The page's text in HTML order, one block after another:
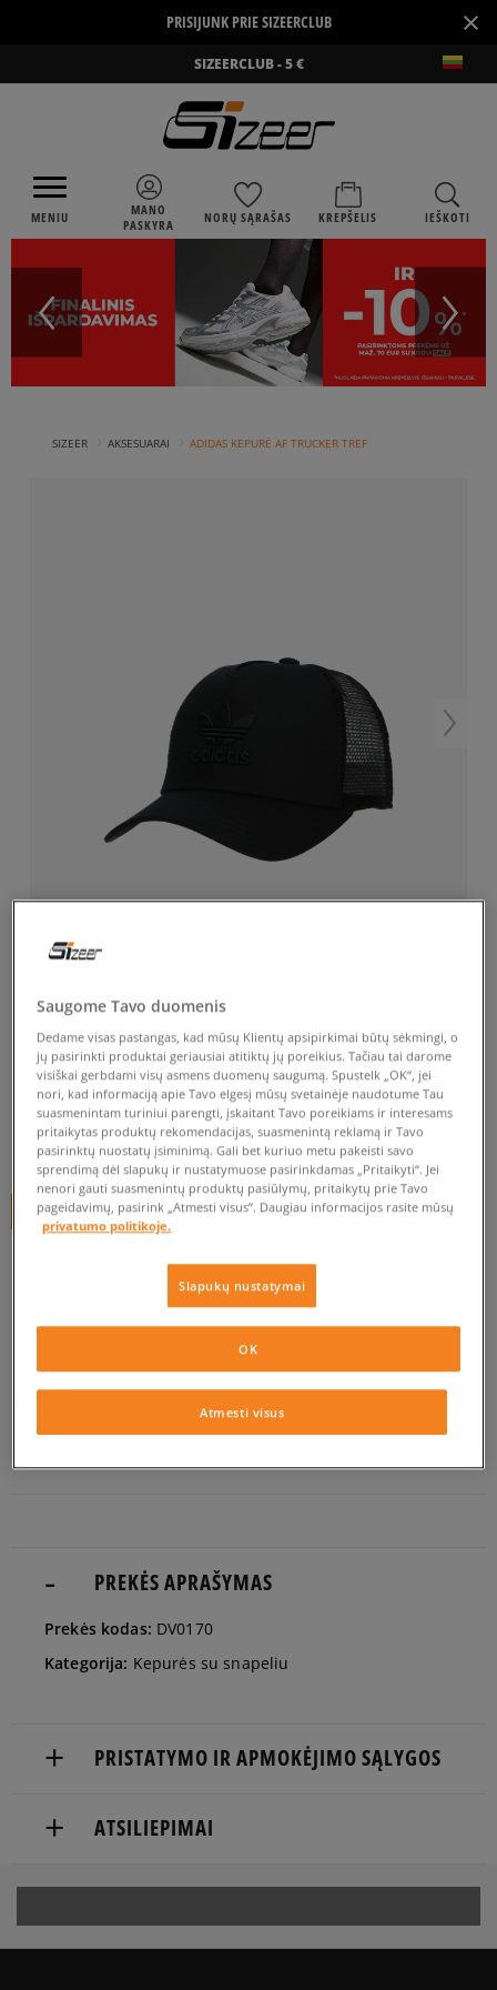
PRISIJUNK PRIE SIZEERCLUB ×
SIZEERCLUB - 5 €
MENIU
MANO
PASKYRA
NORŲ SĄRAŠAS KREPŠELIS IEŠKOTI
SIZEER AKSESUARAI ADIDAS KEPURĖ AF TRUCKER TREF
ADIDAS KEPURĖ AF TRUCKER
TREF
unisex, kepurės su snapeliu
5.0
25€
+ 25 tšk.SizeerClub
Prekė neprieinama
Jei prekė vėl bus sandėlyje, gausi pranešimą iš mūsų.
Pasirinkti dydį
M/L Pranešti man
PREKĖS APRAŠYMAS
Prekės kodas: DV0170
Kategorija: Kepurės su snapeliu
PRISTATYMO IR APMOKĖJIMO SĄLYGOS
kurjeriu
ATSILIEPIMAI
Saugome Tavo duomenis
Dedame visas pastangas, kad mūsų Klientų apsipirkimai būtų sėkmingi, o
jų pasirinkti produktai geriausiai atitiktų jų poreikius. Tačiau tai darome
visiškai gerbdami visų asmens duomenų saugumą. Spustelk „OK“, jei
nori, kad informaciją apie Tavo elgesį mūsų svetainėje naudotume Tau
suasmenintam turiniui parengti, įskaitant Tavo poreikiams ir interesams
pritaikytas produktų rekomendacijas, suasmenintą reklamą ir Tavo
pasirinktų nuostatų įsiminimą. Gali bet kuriuo metu pakeisti savo
sprendimą dėl slapukų ir nustatymuose pasirinkdamas „Pritaikyti“. Jei
nenori gauti suasmenintų produktų pasiūlymų, pritaikytų prie Tavo
pageidavimų, pasirink „Atmesti visus”. Daugiau informacijos rasite mūsų
privatumo politikoje.
Slapukų nustatymai
Atmesti visus
OK